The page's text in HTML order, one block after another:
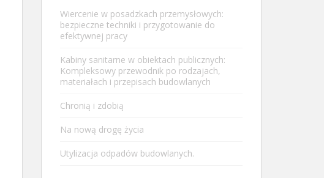
Wiercenie w posadzkach przemysłowych:
bezpieczne techniki i przygotowanie do
efektywnej pracy
Kabiny sanitarne w obiektach publicznych:
Kompleksowy przewodnik po rodzajach,
materiałach i przepisach budowlanych
Chronią i zdobią
Na nową drogę życia
Utylizacja odpadów budowlanych.